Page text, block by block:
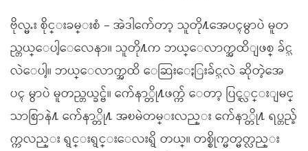
ဗိုလ္မႉး စိုင္းခမ္းစံ – အဲဒါက်ေတာ့ သူတို႔အေပၚမွာပဲ မူတ
ည္တယ္ေပါ့ေလေနာ။ သူတို႔က ဘယ္ေလာက္အထိျဖစ္ ခ်င္သ
လဲေပါ့။ ဘယ္ေလာက္အထိ ေဆြးေႏြးခ်င္သလဲ ဆိုတဲ့အေ
ပၚ မွာပဲ မူတည္တယ္ခင္ဗ်။ က်ေနာ္တို႔ဖက္က် ေတာ့ ပြင့္လင္းျမင္
သာစြာနဲ႔ က်ေနာ္တို႔ အၿမဲတမ္းလည္း က်ေနာ္တို႔ ရပ္တည္ခ်
က္ကလည္း ရွင္းရွင္းေလးရွိ တယ္။ တစ္စိုက္မတ္မတ္လည္း